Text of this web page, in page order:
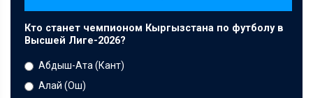
Кто станет чемпионом Кыргызстана по футболу в
Высшей Лиге-2026?
Абдыш-Ата (Кант)
Алай (Ош)